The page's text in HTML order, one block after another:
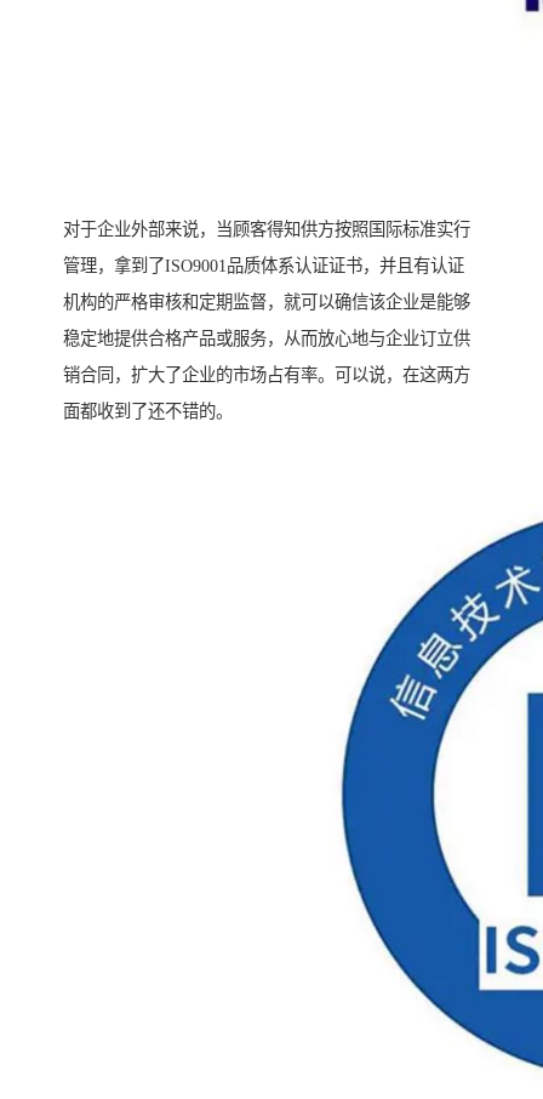
对于企业外部来说，当顾客得知供方按照国际标准实行
管理，拿到了ISO9001品质体系认证证书，并且有认证
机构的严格审核和定期监督，就可以确信该企业是能够
稳定地提供合格产品或服务，从而放心地与企业订立供
销合同，扩大了企业的市场占有率。可以说，在这两方
面都收到了还不错的。